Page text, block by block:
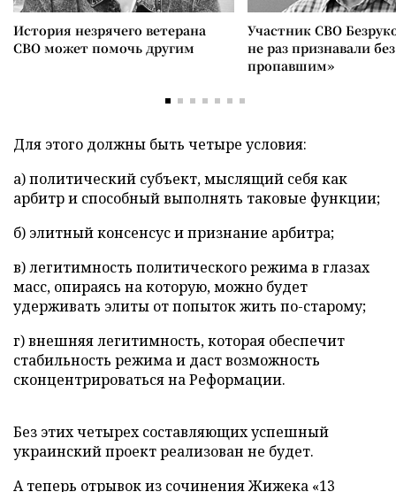
История незрячего ветерана
СВО может помочь другим
Участник СВО
не раз признавали
пропавшим»
Для этого должны быть четыре условия:
а) политический субъект, мыслящий себя как
арбитр и способный выполнять таковые функции;
б) элитный консенсус и признание арбитра;
в) легитимность политического режима в глазах
масс, опираясь на которую, можно будет
удерживать элиты от попыток жить по-старому;
г) внешняя легитимность, которая обеспечит
стабильность режима и даст возможность
сконцентрироваться на Реформации.
Без этих четырех составляющих успешный
украинский проект реализован не будет.
А теперь отрывок из сочинения Жижека «13